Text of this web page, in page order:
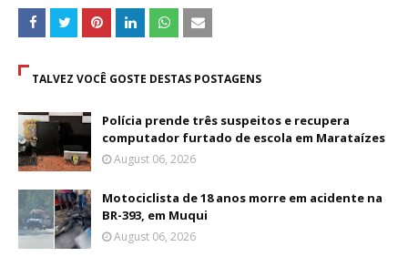
TALVEZ VOCÊ GOSTE DESTAS POSTAGENS
Polícia prende três suspeitos e recupera
computador furtado de escola em Marataízes
August 06, 2026
Motociclista de 18 anos morre em acidente na
BR-393, em Muqui
August 06, 2026